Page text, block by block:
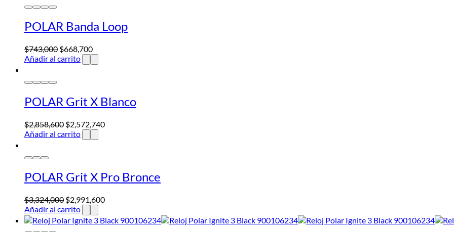
POLAR Banda Loop
$743,000 $668,700
Añadir al carrito
POLAR Grit X Blanco
$2,858,600 $2,572,740
Añadir al carrito
POLAR Grit X Pro Bronce
$3,324,000 $2,991,600
Añadir al carrito